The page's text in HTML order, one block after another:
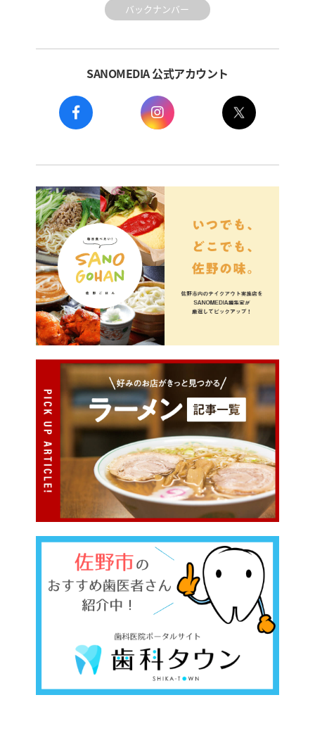
バックナンバー
SANOMEDIA 公式アカウント